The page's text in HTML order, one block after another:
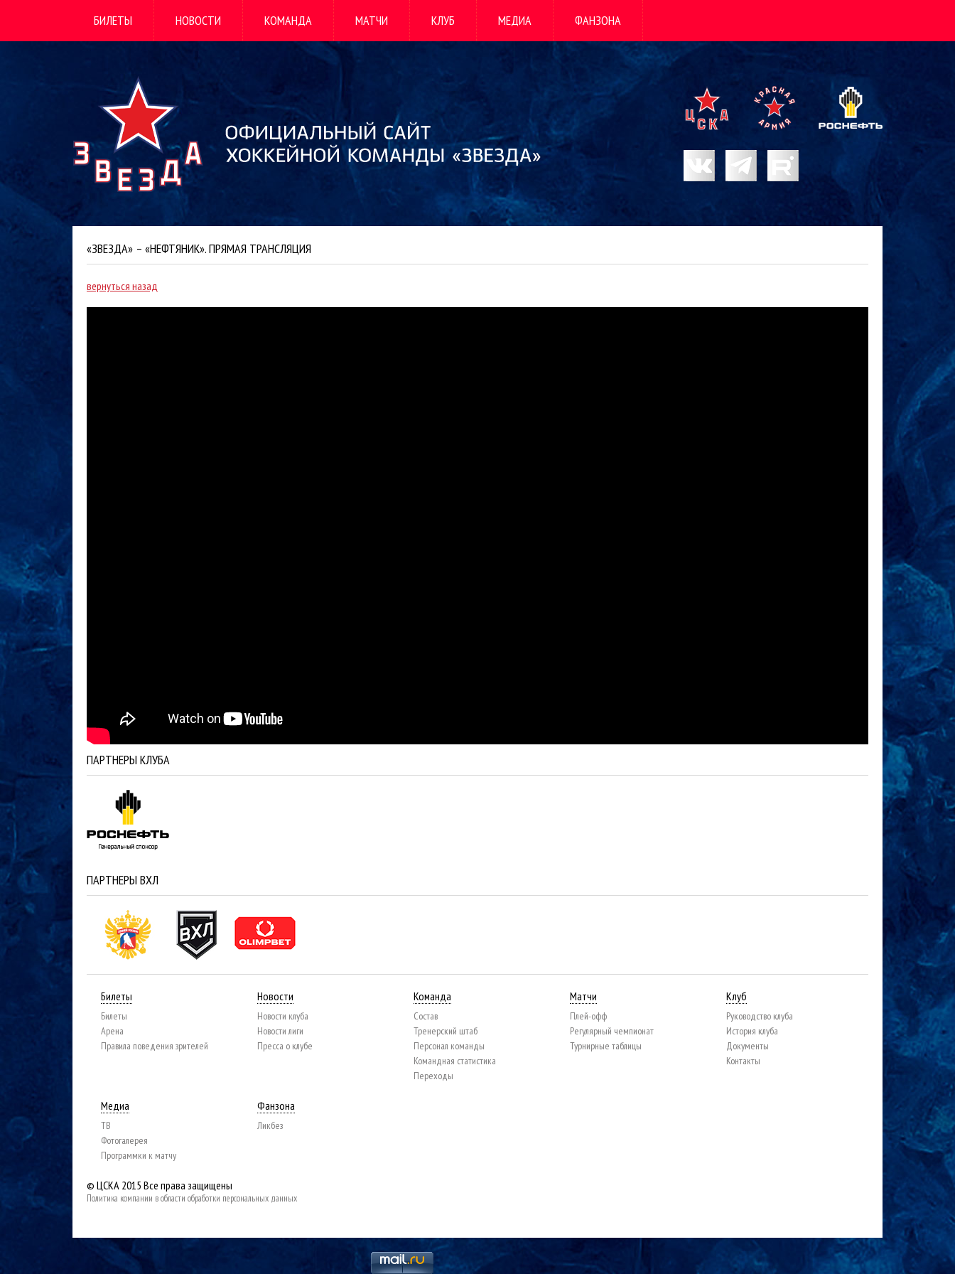
БИЛЕТЫ НОВОСТИ КОМАНДА МАТЧИ КЛУБ МЕДИА ФАНЗОНА
«ЗВЕЗДА» – «НЕФТЯНИК». ПРЯМАЯ ТРАНСЛЯЦИЯ
вернуться назад
ПАРТНЕРЫ КЛУБА
ПАРТНЕРЫ ВХЛ
Билеты
Билеты
Арена
Правила поведения зрителей
Новости
Новости клуба
Новости лиги
Пресса о клубе
Команда
Состав
Тренерский штаб
Персонал команды
Командная статистика
Переходы
Матчи
Плей-офф
Регулярный чемпионат
Турнирные таблицы
Клуб
Руководство клуба
История клуба
Документы
Контакты
Медиа
ТВ
Фотогалерея
Программки к матчу
Фанзона
Ликбез
© ЦСКА 2015 Все права защищены
Политика компании в области обработки персональных данных